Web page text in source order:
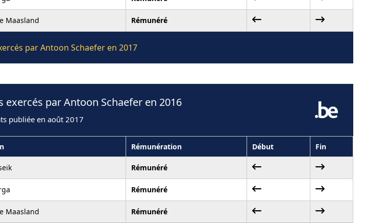
Maasland Rémunéré
par Antoon Schaefer en 2017
par Antoon Schaefer en 2016
publiée en août 2017
Rémunération Début Fin
Rémunéré
Rémunéré
Maasland Rémunéré